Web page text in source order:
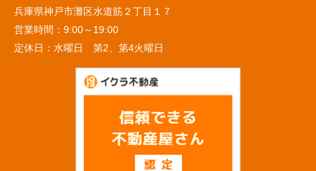
兵庫県神戸市灘区水道筋２丁目１７
営業時間： 9:00～19:00
定休日： 水曜日 第2、第4火曜日